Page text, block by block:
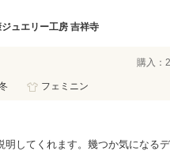
ジュエリー工房 吉祥寺
購入：
フェミニン
してくれます。幾つか気になるデ